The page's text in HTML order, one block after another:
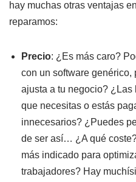
hay muchas otras ventajas
reparamos:
Precio: ¿Es más caro?
con un software
ajusta a tu negocio?
que necesitas o estás
innecesarios? ¿Puedes
de ser así… ¿A qué
más indicado para
trabajadores? Hay